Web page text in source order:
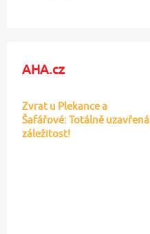
AHA.cz
Zvrat u Plekance a
Šafářové: Totálně uzavřená
záležitost!